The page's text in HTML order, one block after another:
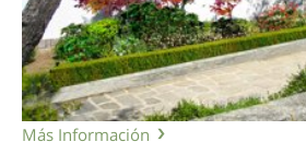
Más Información